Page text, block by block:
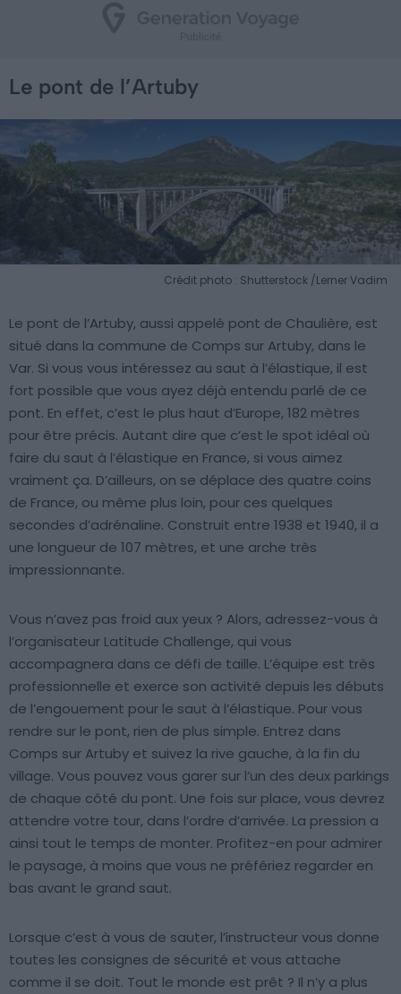
Le pont de l’Artuby
Crédit photo : Shutterstock /Lerner Vadim
Le pont de l’Artuby, aussi appelé pont de Chaulière, est
situé dans la commune de Comps sur Artuby, dans le
Var. Si vous vous intéressez au saut à l’élastique, il est
fort possible que vous ayez déjà entendu parlé de ce
pont. En effet, c’est le plus haut d’Europe, 182 mètres
pour être précis. Autant dire que c’est le spot idéal où
faire du saut à l’élastique en France, si vous aimez
vraiment ça. D’ailleurs, on se déplace des quatre coins
de France, ou même plus loin, pour ces quelques
secondes d’adrénaline. Construit entre 1938 et 1940, il a
une longueur de 107 mètres, et une arche très
impressionnante.
Vous n’avez pas froid aux yeux ? Alors, adressez-vous à
l’organisateur Latitude Challenge, qui vous
accompagnera dans ce défi de taille. L’équipe est très
professionnelle et exerce son activité depuis les débuts
de l’engouement pour le saut à l’élastique. Pour vous
rendre sur le pont, rien de plus simple. Entrez dans
Comps sur Artuby et suivez la rive gauche, à la fin du
village. Vous pouvez vous garer sur l’un des deux parkings
de chaque côté du pont. Une fois sur place, vous devrez
attendre votre tour, dans l’ordre d’arrivée. La pression a
ainsi tout le temps de monter. Profitez-en pour admirer
le paysage, à moins que vous ne préfériez regarder en
bas avant le grand saut.
Lorsque c’est à vous de sauter, l’instructeur vous donne
toutes les consignes de sécurité et vous attache
comme il se doit. Tout le monde est prêt ? Il n’y a plus